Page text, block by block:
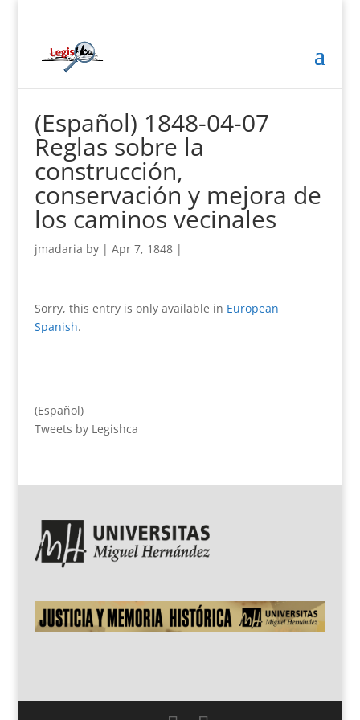
(Español) 1848-04-07
Reglas sobre la
construcción,
conservación y mejora de
los caminos vecinales
jmadaria by | Apr 7, 1848|
Sorry, this entry is only available in European
Spanish.
(Español)
Tweets by Legishca